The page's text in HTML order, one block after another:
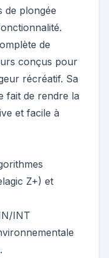
de plongée
de
conçus pour
récréatif. Sa
fait de rendre la
et facile à
Z+) et
INT